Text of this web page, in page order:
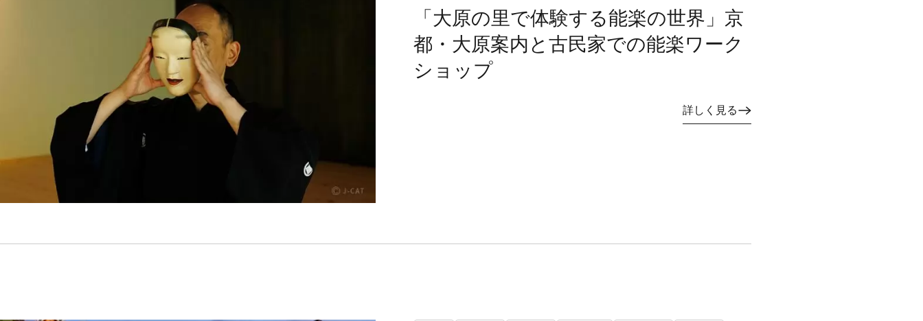
「大原の里で体験する能楽の世界」京
都・大原案内と古民家での能楽ワーク
ショップ
詳しく見る